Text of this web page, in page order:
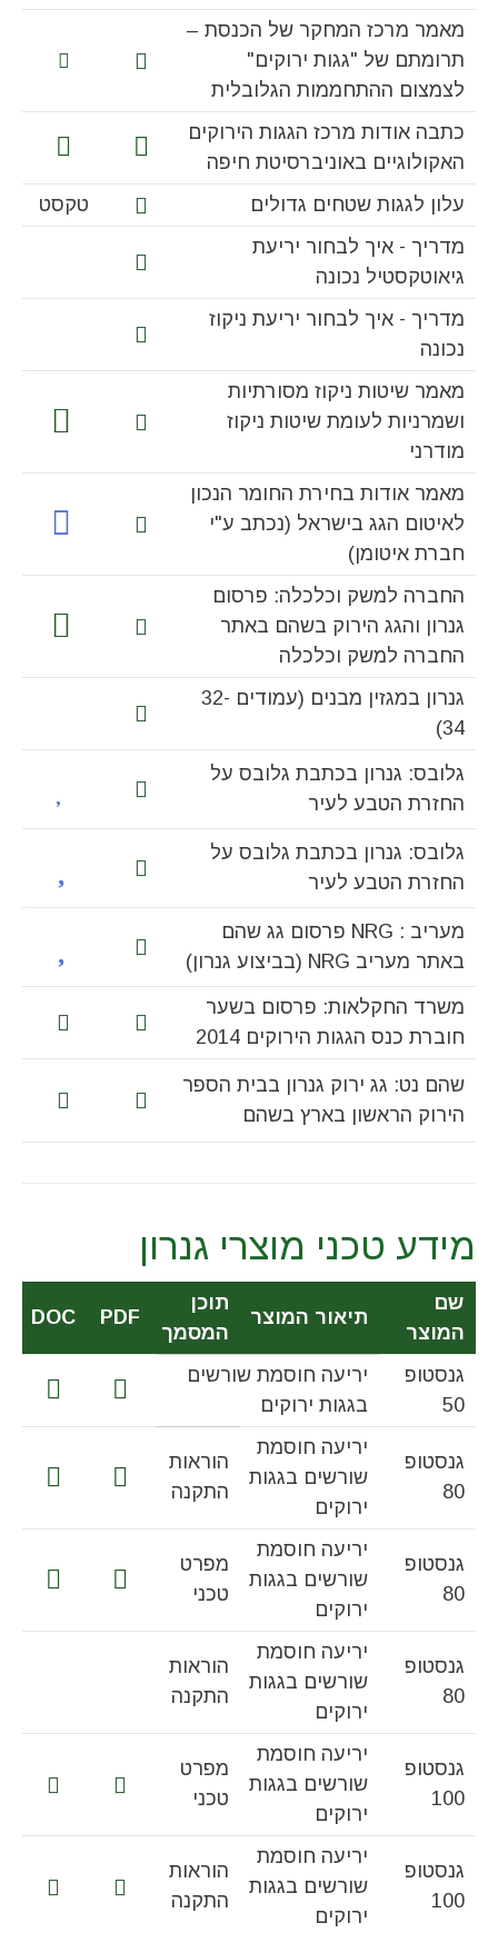
מאמר מרכז המחקר של הכנסת –
תרומתם של "גגות ירוקים"
לצמצום ההתחממות הגלובלית
כתבה אודות מרכז הגגות הירוקים
האקולוגיים באוניברסיטת חיפה
עלון לגגות שטחים גדולים
טקסט
מדריך - איך לבחור יריעת
גיאוטקסטיל נכונה
מדריך - איך לבחור יריעת ניקוז
נכונה
מאמר שיטות ניקוז מסורתיות
ושמרניות לעומת שיטות ניקוז
מודרני
מאמר אודות בחירת החומר הנכון
לאיטום הגג בישראל (נכתב ע"י
חברת איטומן)
החברה למשק וכלכלה: פרסום
גנרון והגג הירוק בשהם באתר
החברה למשק וכלכלה
גנרון במגזין מבנים (עמודים 32-
34)
גלובס: גנרון בכתבת גלובס על
החזרת הטבע לעיר
גלובס: גנרון בכתבת גלובס על
החזרת הטבע לעיר
מעריב : NRG פרסום גג שהם
באתר מעריב NRG (בביצוע גנרון)
משרד החקלאות: פרסום בשער
חוברת כנס הגגות הירוקים 2014
שהם נט: גג ירוק גנרון בבית הספר
הירוק הראשון בארץ בשהם
מידע טכני מוצרי גנרון
שם
המוצר
תיאור המוצר
תוכן
המסמך
PDF
DOC
גנסטופ
50
יריעה חוסמת שורשים
בגגות ירוקים
גנסטופ
80
יריעה חוסמת
שורשים בגגות
ירוקים
הוראות
התקנה
גנסטופ
80
יריעה חוסמת
שורשים בגגות
ירוקים
מפרט
טכני
גנסטופ
80
יריעה חוסמת
שורשים בגגות
ירוקים
הוראות
התקנה
גנסטופ
100
יריעה חוסמת
שורשים בגגות
ירוקים
מפרט
טכני
גנסטופ
100
יריעה חוסמת
שורשים בגגות
ירוקים
הוראות
התקנה